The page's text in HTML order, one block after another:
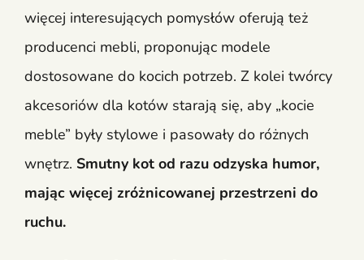
więcej interesujących pomysłów oferują też
producenci mebli, proponując modele
dostosowane do kocich potrzeb. Z kolei twórcy
akcesoriów dla kotów starają się, aby „kocie
meble” były stylowe i pasowały do różnych
wnętrz. Smutny kot od razu odzyska humor,
mając więcej zróżnicowanej przestrzeni do
ruchu.